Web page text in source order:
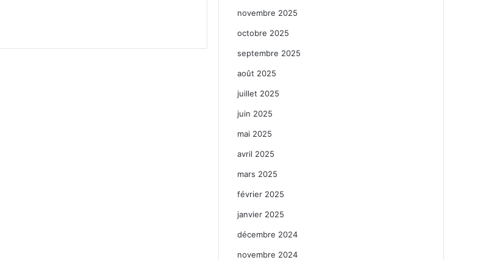
novembre 2025
octobre 2025
septembre 2025
août 2025
juillet 2025
juin 2025
mai 2025
avril 2025
mars 2025
février 2025
janvier 2025
décembre 2024
novembre 2024